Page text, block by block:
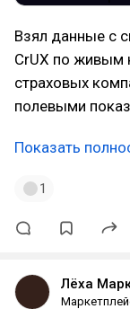
Взял данные с
CrUX по живым
страховых
полевыми
Показать
1
Лёха